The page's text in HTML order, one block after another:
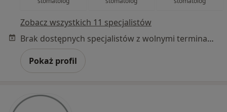
Zobacz wszystkich 11 specjalistów
Brak dostępnych specjalistów z wolnymi terminami w tym centrum medycznym.
Pokaż profil